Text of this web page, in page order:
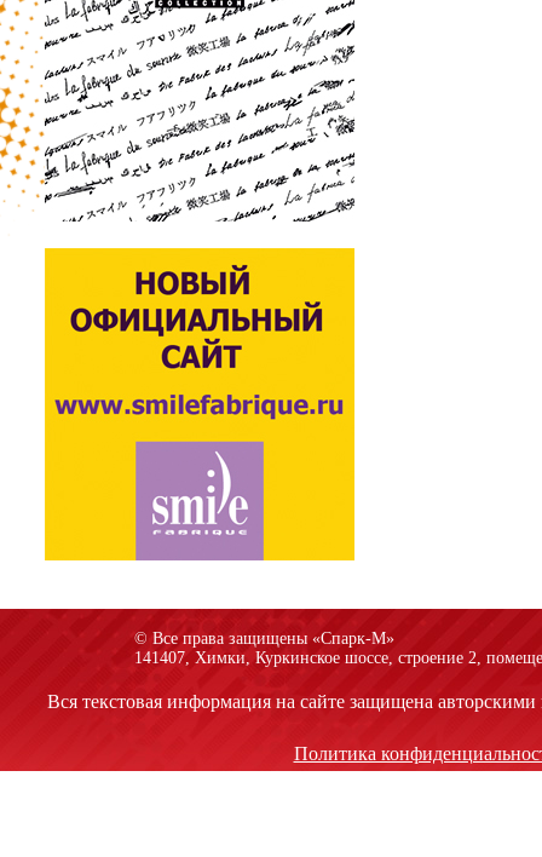
© Все права защищены «Спарк-M»
141407, Химки, Куркинское шоссе, строение 2,
Вся текстовая информация на сайте защищена
Политика